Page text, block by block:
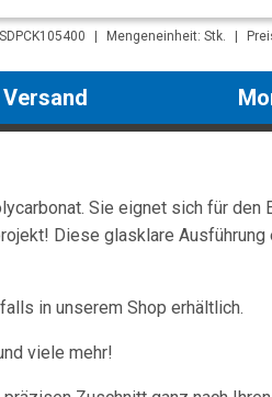
Mengeneinheit: Stk.
Versand
Sie eignet sich für den
Diese glasklare Ausführung
in unserem Shop erhältlich.
viele mehr!